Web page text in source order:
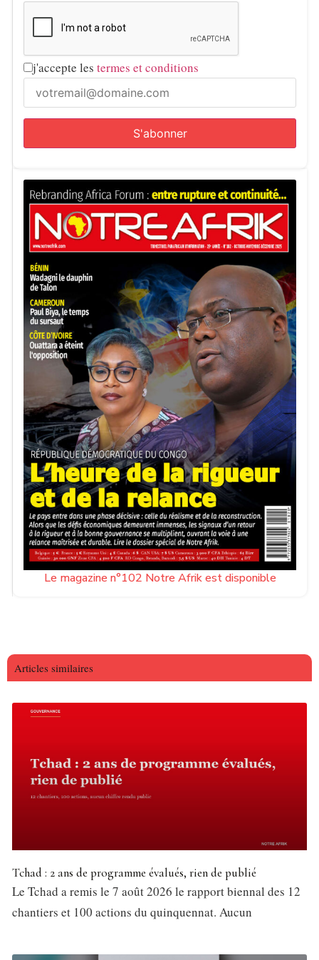
j'accepte les termes et conditions
Le magazine n°102 Notre Afrik est disponible
Articles similaires
Tchad : 2 ans de programme évalués, rien de publié
Le Tchad a remis le 7 août 2026 le rapport biennal des 12
chantiers et 100 actions du quinquennat. Aucun